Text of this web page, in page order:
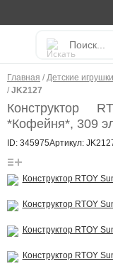
Главная / Детские игрушки
/ JK2127
Конструктор
*Кофейня*, 309
ID: 345975Артикул: